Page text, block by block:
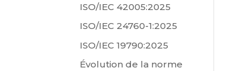
ISO/IEC 42005:2025
ISO/IEC 24760-1:2025
ISO/IEC 19790:2025
Évolution de la norme